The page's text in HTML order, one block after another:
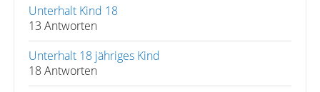
Unterhalt Kind 18
13 Antworten
Unterhalt 18 jähriges Kind
18 Antworten